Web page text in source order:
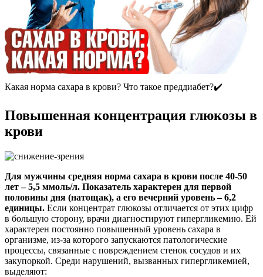
Какая норма сахара в крови? Что такое преддиабет?✔️
Повышенная концентрация глюкозы в
крови
Для мужчины средняя норма сахара в крови после 40-50
лет – 5,5 ммоль/л. Показатель характерен для первой
половины дня (натощак), а его вечерний уровень – 6,2
единицы. Если концентрат глюкозы отличается от этих цифр
в большую сторону, врачи диагностируют гипергликемию. Ей
характерен постоянно повышенный уровень сахара в
организме, из-за которого запускаются патологические
процессы, связанные с повреждением стенок сосудов и их
закупоркой. Среди нарушений, вызванных гипергликемией,
выделяют: